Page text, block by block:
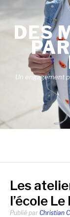
contenuDES
Un engagement
Les
l’école
Publié par Christian